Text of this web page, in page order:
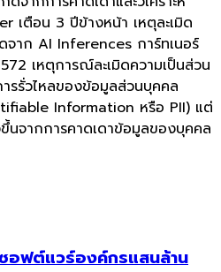
เตือน 3 ปีข้างหน้า เหตุละเมิด
จาก AI Inferences การ์ทเนอร์
เหตุการณ์ละเมิดความเป็นส่วน
รรั่วไหลของข้อมูลส่วนบุคคล
Information หรือ PII) แต่
นจากการคาดเดาข้อมูลของบุคคล
ฟต์แวร์องค์กรแสนล้าน